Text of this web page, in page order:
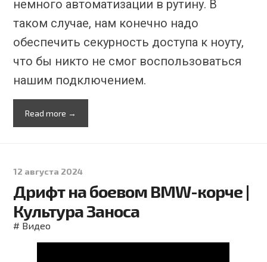
немного автоматизации в рутину. В
таком случае, нам конечно надо
обеспечить секурность доступа к ноуту,
что бы никто не смог воспользоваться
нашим подключением.
Read more →
12 августа 2024
Дрифт на боевом BMW-корче |
Культура Заноса
# Видео